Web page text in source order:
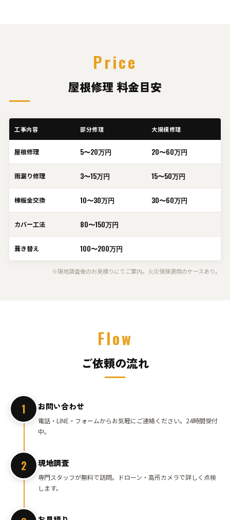
Price
屋根修理 料金目安
工事内容 部分修理 大規模修理
屋根修理 5〜20万円 20〜60万円
雨漏り修理 3〜15万円 15〜50万円
棟板金交換 10〜30万円 30〜60万円
カバー工法 80〜150万円
葺き替え 100〜200万円
※現地調査後のお見積りにてご案内。火災保険適用のケースあり。
Flow
ご依頼の流れ
1 お問い合わせ
電話・LINE・フォームからお気軽にご連絡ください。24時間受付
中。
2 現地調査
専門スタッフが無料で訪問。ドローン・高所カメラで詳しく点検
します。